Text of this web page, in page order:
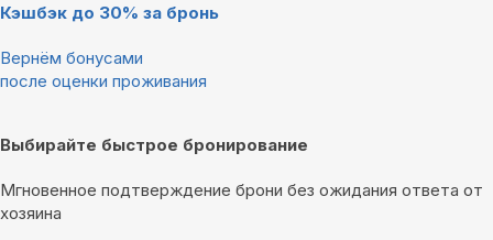
Кэшбэк до 30% за бронь
Вернём бонусами
после оценки проживания
Выбирайте быстрое бронирование
Мгновенное подтверждение брони без ожидания ответа от
хозяина